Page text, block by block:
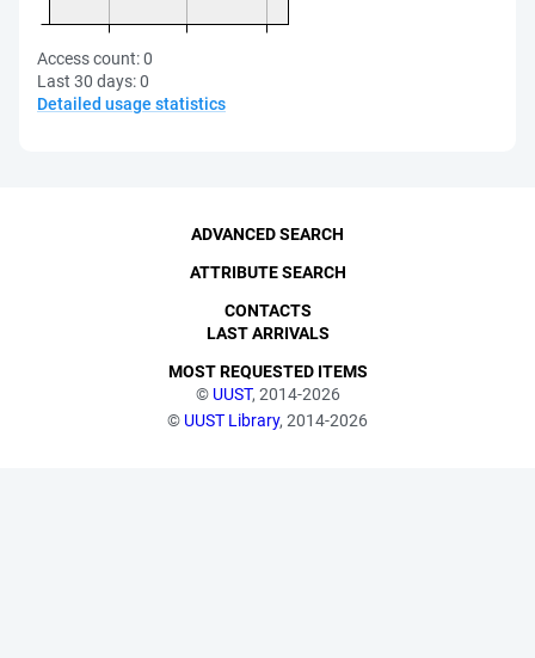
Access count:0
Last 30 days:0
Detailed usage statistics
© UUST, 2014-2026
© UUST Library, 2014-2026
ADVANCED SEARCH
ATTRIBUTE SEARCH
CONTACTS
LAST ARRIVALS
MOST REQUESTED ITEMS